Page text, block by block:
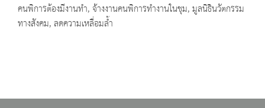
คนพิการต้องมีงานทำ,จ้างงานคนพิการทำงานในชุม,มูลนิธินวัตกรรม
ทางสังคม,ลดความเหลื่อมล้ำ